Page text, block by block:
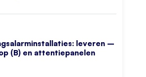
leveren –
(B) en attentiepanelen